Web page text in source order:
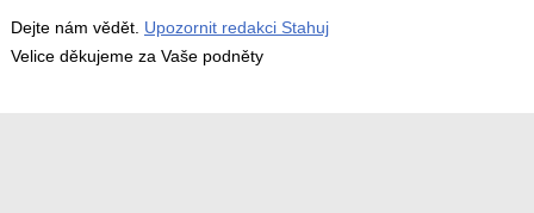
Dejte nám vědět. Upozornit redakci Stahuj
Velice děkujeme za Vaše podněty